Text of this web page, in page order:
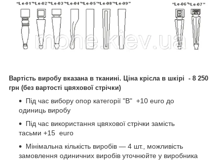
Вартість виробу вказана в тканині. Ціна крісла в шкірі - 8 250
грн (без вартості цвяхової стрічки)
Під час вибору опор категорії "В" +10 еuro до
одиниць виробу
Під час використання цвяхової стрічки замість
тасьми +15 еuro
Мінімальна кількість виробів — 4 шт., можливість
замовлення одиничних виробів уточнюйте у виробника